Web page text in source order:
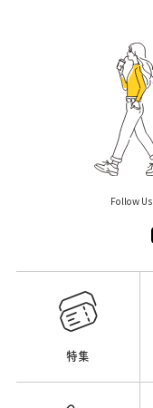
Follow Us
特集